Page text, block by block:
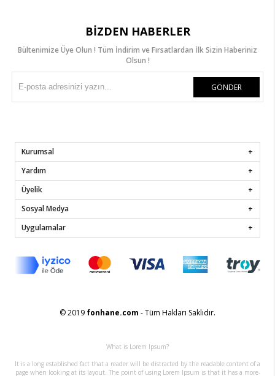
BIZDEN HABERLER
Bültenimize Üye Olun ! Tüm İndirim ve Fırsatlardan İlk Sizin Haberiniz
Olsun !
GÖNDER
Kurumsal
Yardım
Üyelik
Sosyal Medya
Uygulamalar
© 2019 fonhane.com - Tüm Hakları Saklıdır.
What is Lorem Ipsum?
It is a long established fact that a reader will be distracted by the readable content of a
page when looking at its layout. The point of using Lorem Ipsum is that it has a more-